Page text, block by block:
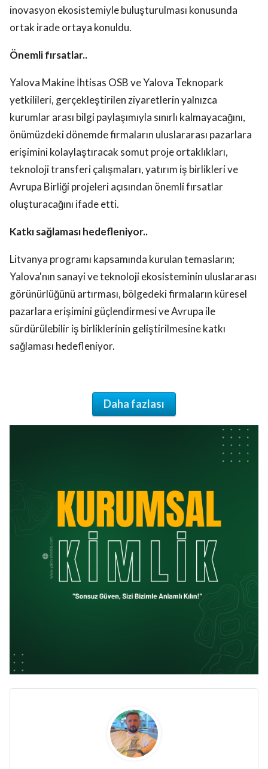
inovasyon ekosistemiyle buluşturulması konusunda
ortak irade ortaya konuldu.
Önemli fırsatlar..
Yalova Makine İhtisas OSB ve Yalova Teknopark
yetkilileri, gerçekleştirilen ziyaretlerin yalnızca
kurumlar arası bilgi paylaşımıyla sınırlı kalmayacağını,
önümüzdeki dönemde firmaların uluslararası pazarlara
erişimini kolaylaştıracak somut proje ortaklıkları,
teknoloji transferi çalışmaları, yatırım iş birlikleri ve
Avrupa Birliği projeleri açısından önemli fırsatlar
oluşturacağını ifade etti.
Katkı sağlaması hedefleniyor..
Litvanya programı kapsamında kurulan temasların;
Yalova'nın sanayi ve teknoloji ekosisteminin uluslararası
görünürlüğünü artırması, bölgedeki firmaların küresel
pazarlara erişimini güçlendirmesi ve Avrupa ile
sürdürülebilir iş birliklerinin geliştirilmesine katkı
sağlaması hedefleniyor.
Daha fazlası